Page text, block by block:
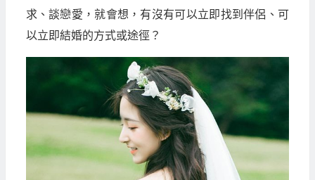
求、談戀愛，就會想，有沒有可以立即找到伴侶、可
以立即結婚的方式或途徑？